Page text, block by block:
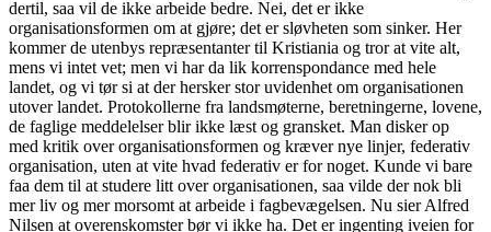
dertil, saa vil de ikke arbeide bedre. Nei, det er ikke
organisationsformen om at gjøre; det er sløvheten som sinker. Her
kommer de utenbys repræsentanter til Kristiania og tror at vite alt,
mens vi intet vet; men vi har da lik korrenspondance med hele
landet, og vi tør si at der hersker stor uvidenhet om organisationen
utover landet. Protokollerne fra landsmøterne, beretningerne, lovene,
de faglige meddelelser blir ikke læst og gransket. Man disker op
med kritik over organisationsformen og kræver nye linjer, federativ
organisation, uten at vite hvad federativ er for noget. Kunde vi bare
faa dem til at studere litt over organisationen, saa vilde der nok bli
mer liv og mer morsomt at arbeide i fagbevægelsen. Nu sier Alfred
Nilsen at overenskomster bør vi ikke ha. Det er ingenting iveien for